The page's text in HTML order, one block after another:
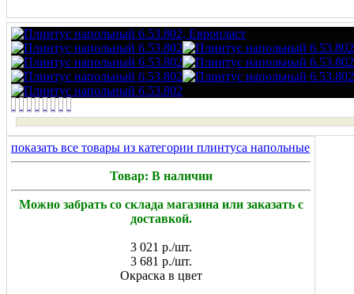
показать все товары из категории плинтуса напольные
Товар: В наличии
Можно забрать со склада магазина или заказать с
доставкой.
3 021 р./шт.
3 681 р./шт.
Окраска в цвет